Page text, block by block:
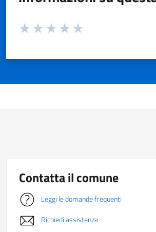
Valuta da 1 a 5 stelle la pagina
Contatta il comune
Leggi le domande frequenti
Richiedi assistenza